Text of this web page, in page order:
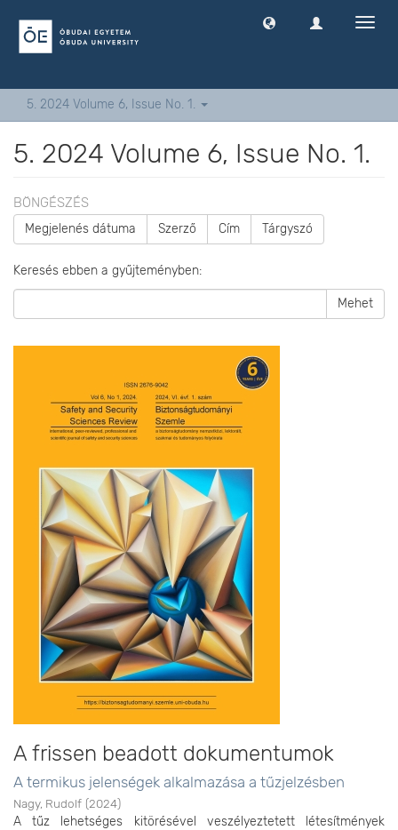
5. 2024 Volume 6, Issue No. 1.
5. 2024 Volume 6, Issue No. 1.
BÖNGÉSZÉS
Megjelenés dátuma Szerző Cím Tárgyszó
Keresés ebben a gyűjteményben:
Mehet
A frissen beadott dokumentumok
A termikus jelenségek alkalmazása a tűzjelzésben
Nagy, Rudolf (2024)
A tűz lehetséges kitörésével veszélyeztetett létesítmények